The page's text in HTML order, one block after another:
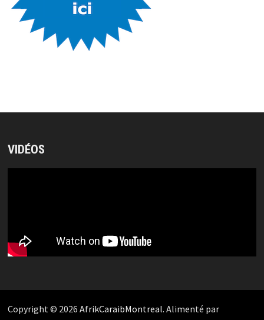
VIDÉOS
Copyright © 2026 AfrikCaraibMontreal. Alimenté par